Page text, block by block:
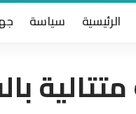
الرئيسية سياسة
متتالية